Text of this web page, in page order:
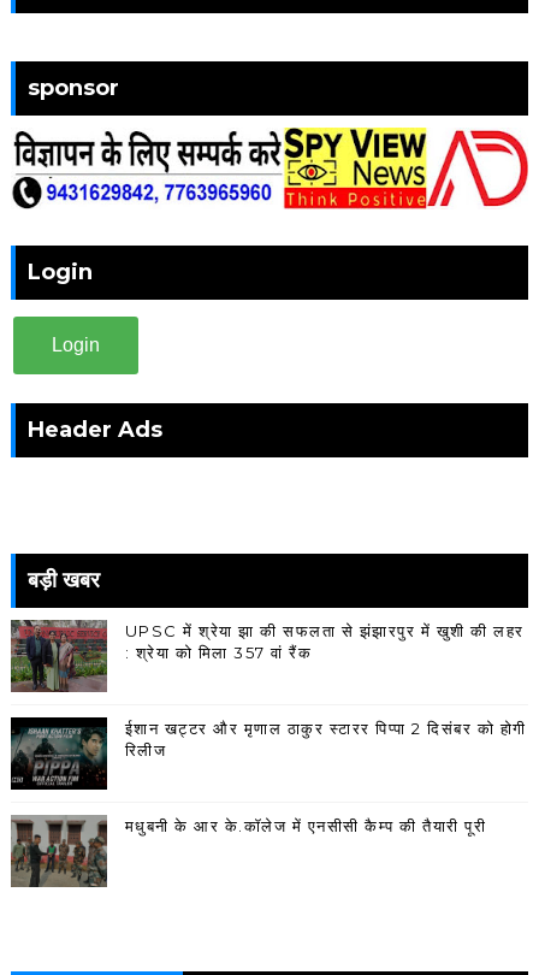
sponsor
Login
Login
Header Ads
बड़ी खबर
UPSC में श्रेया झा की सफलता से झंझारपुर में खुशी की लहर
: श्रेया को मिला 357 वां रैंक
ईशान खट्टर और मृणाल ठाकुर स्टारर पिप्पा 2 दिसंबर को होगी
रिलीज
मधुबनी के आर के.कॉलेज में एनसीसी कैम्प की तैयारी पूरी